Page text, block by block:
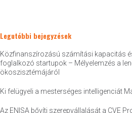
Legutóbbi bejegyzések
Közfinanszírozású számítási kapacitás
foglalkozó startupok – Mélyelemzés a
ökoszisztémájáról
Ki felügyeli a mesterséges intelligenciát
Az ENISA bővíti szerepvállalását a CVE